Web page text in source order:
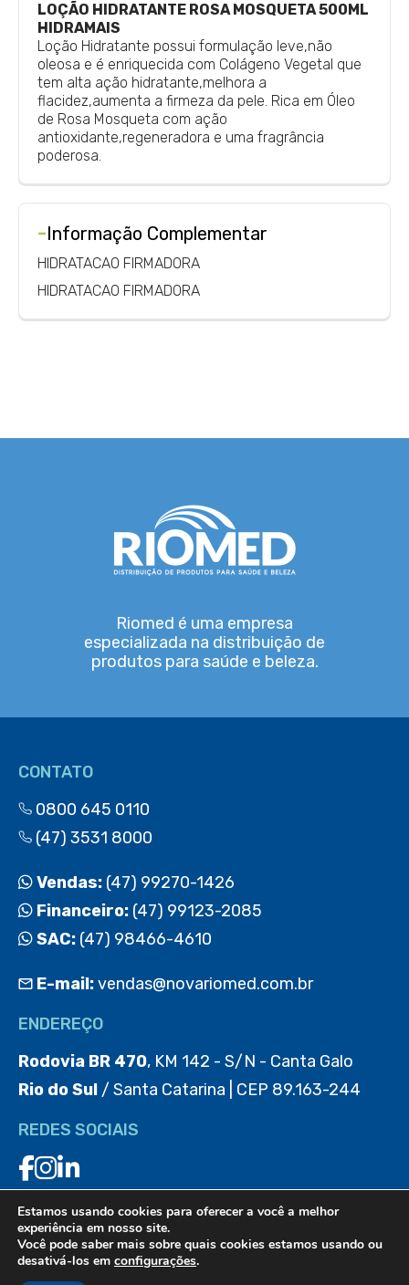
LOÇÃO HIDRATANTE ROSA MOSQUETA 500ML
HIDRAMAIS
Loção Hidratante possui formulação leve,não
oleosa e é enriquecida com Colágeno Vegetal que
tem alta ação hidratante,melhora a
flacidez,aumenta a firmeza da pele. Rica em Óleo
de Rosa Mosqueta com ação
antioxidante,regeneradora e uma fragrância
poderosa.
-Informação Complementar
HIDRATACAO FIRMADORA
HIDRATACAO FIRMADORA
Riomed é uma empresa
especializada na distribuição de
produtos para saúde e beleza.
CONTATO
0800 645 0110
(47) 3531 8000
Vendas: (47) 99270-1426
Financeiro: (47) 99123-2085
SAC: (47) 98466-4610
E-mail:vendas@novariomed.com.br
ENDEREÇO
Rodovia BR 470, KM 142 - S/N - Canta Galo
Rio do Sul / Santa Catarina | CEP 89.163-244
REDES SOCIAIS
BAIXE O APP
Estamos usando cookies para oferecer a você a melhor
experiência em nosso site.
Você pode saber mais sobre quais cookies estamos usando ou
desativá-los em configurações.